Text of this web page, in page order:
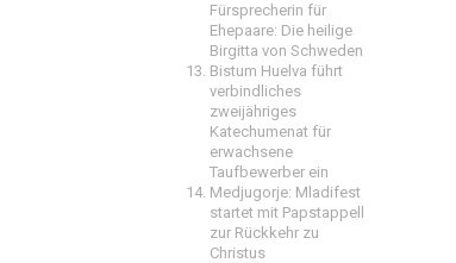
Fürsprecherin für
Ehepaare: Die heilige
Birgitta von Schweden
Bistum Huelva führt
verbindliches
zweijähriges
Katechumenat für
erwachsene
Taufbewerber ein
Medjugorje: Mladifest
startet mit Papstappell
zur Rückkehr zu
Christus